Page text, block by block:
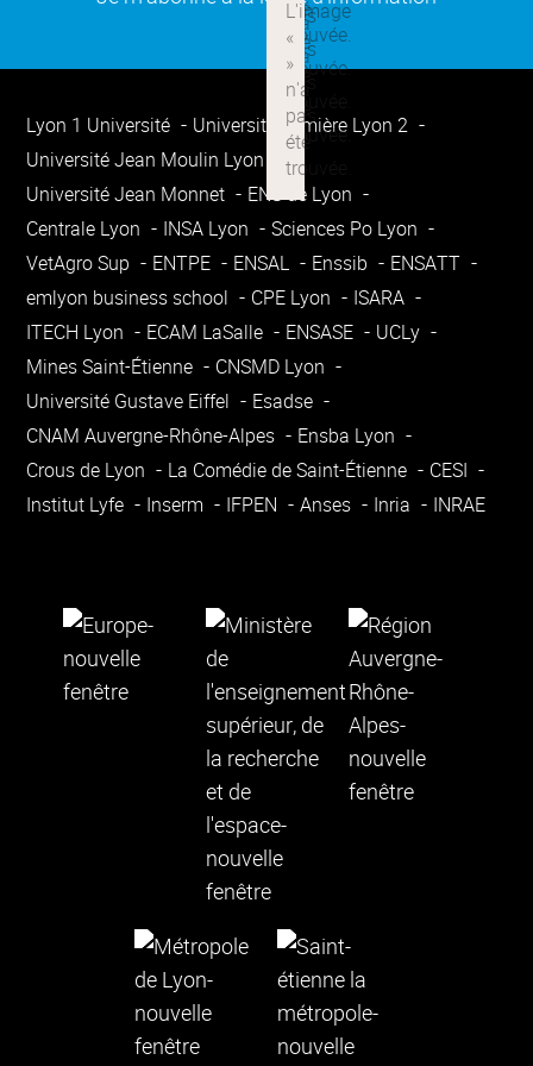
Lyon 1 Université
Université Lumière Lyon 2
Université Jean Moulin Lyon 3
Université Jean Monnet
ENS de Lyon
Centrale Lyon
INSA Lyon
Sciences Po Lyon
VetAgro Sup
ENTPE ENSAL Enssib
ENSATT
emlyon business school
CPE Lyon
ISARA
ITECH Lyon
ECAM LaSalle ENSASE
UCLy
Mines Saint-Étienne
CNSMD Lyon
Université Gustave Eiffel
Esadse
CNAM Auvergne-Rhône-Alpes
Ensba Lyon
Crous de Lyon
La Comédie de Saint-Étienne
CESI
Institut Lyfe
Inserm IFPEN Anses Inria INRAE